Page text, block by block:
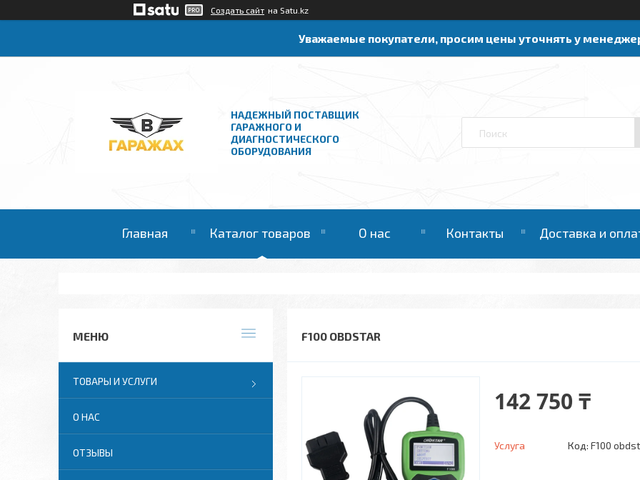
Создать сайт на Satu.kz
Уважаемые покупатели, просим цены уточнять у
НАДЕЖНЫЙ ПОСТАВЩИК
ГАРАЖНОГО И
ДИАГНОСТИЧЕСКОГО
ОБОРУДОВАНИЯ
Главная Каталог товаров О нас Контакты Доставка и
F100 OBDSTAR
142 750 ₸
Услуга Код: F100
ТОВАРЫ И УСЛУГИ
О НАС
ОТЗЫВЫ